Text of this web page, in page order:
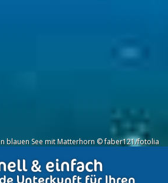
blauen See mit Matterhorn © faber121/fotolia
& einfach
Unterkunft für Ihren